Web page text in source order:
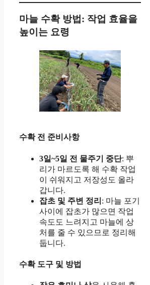
마늘 수확 방법: 작업 효율을
높이는 요령
수확 전 준비사항
3일~5일 전 물주기 중단: 뿌
리가 마르도록 해 수확 작업
이 쉬워지고 저장성도 올라
갑니다.
잡초 및 주변 정리 : 마늘 포기
사이에 잡초가 많으면 작업
속도도 느려지고 마늘에 상
처를 줄 수 있으므로 정리해
둡니다.
수확 도구 및 방법